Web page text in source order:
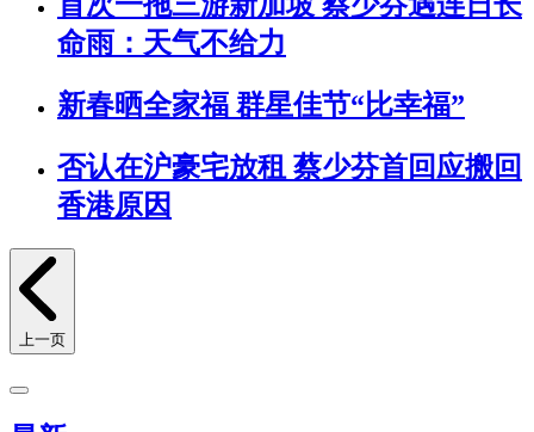
命雨：天气不给力
新春晒全家福 群星佳节“比幸福”
否认在沪豪宅放租 蔡少芬首回应搬回
香港原因
上一页